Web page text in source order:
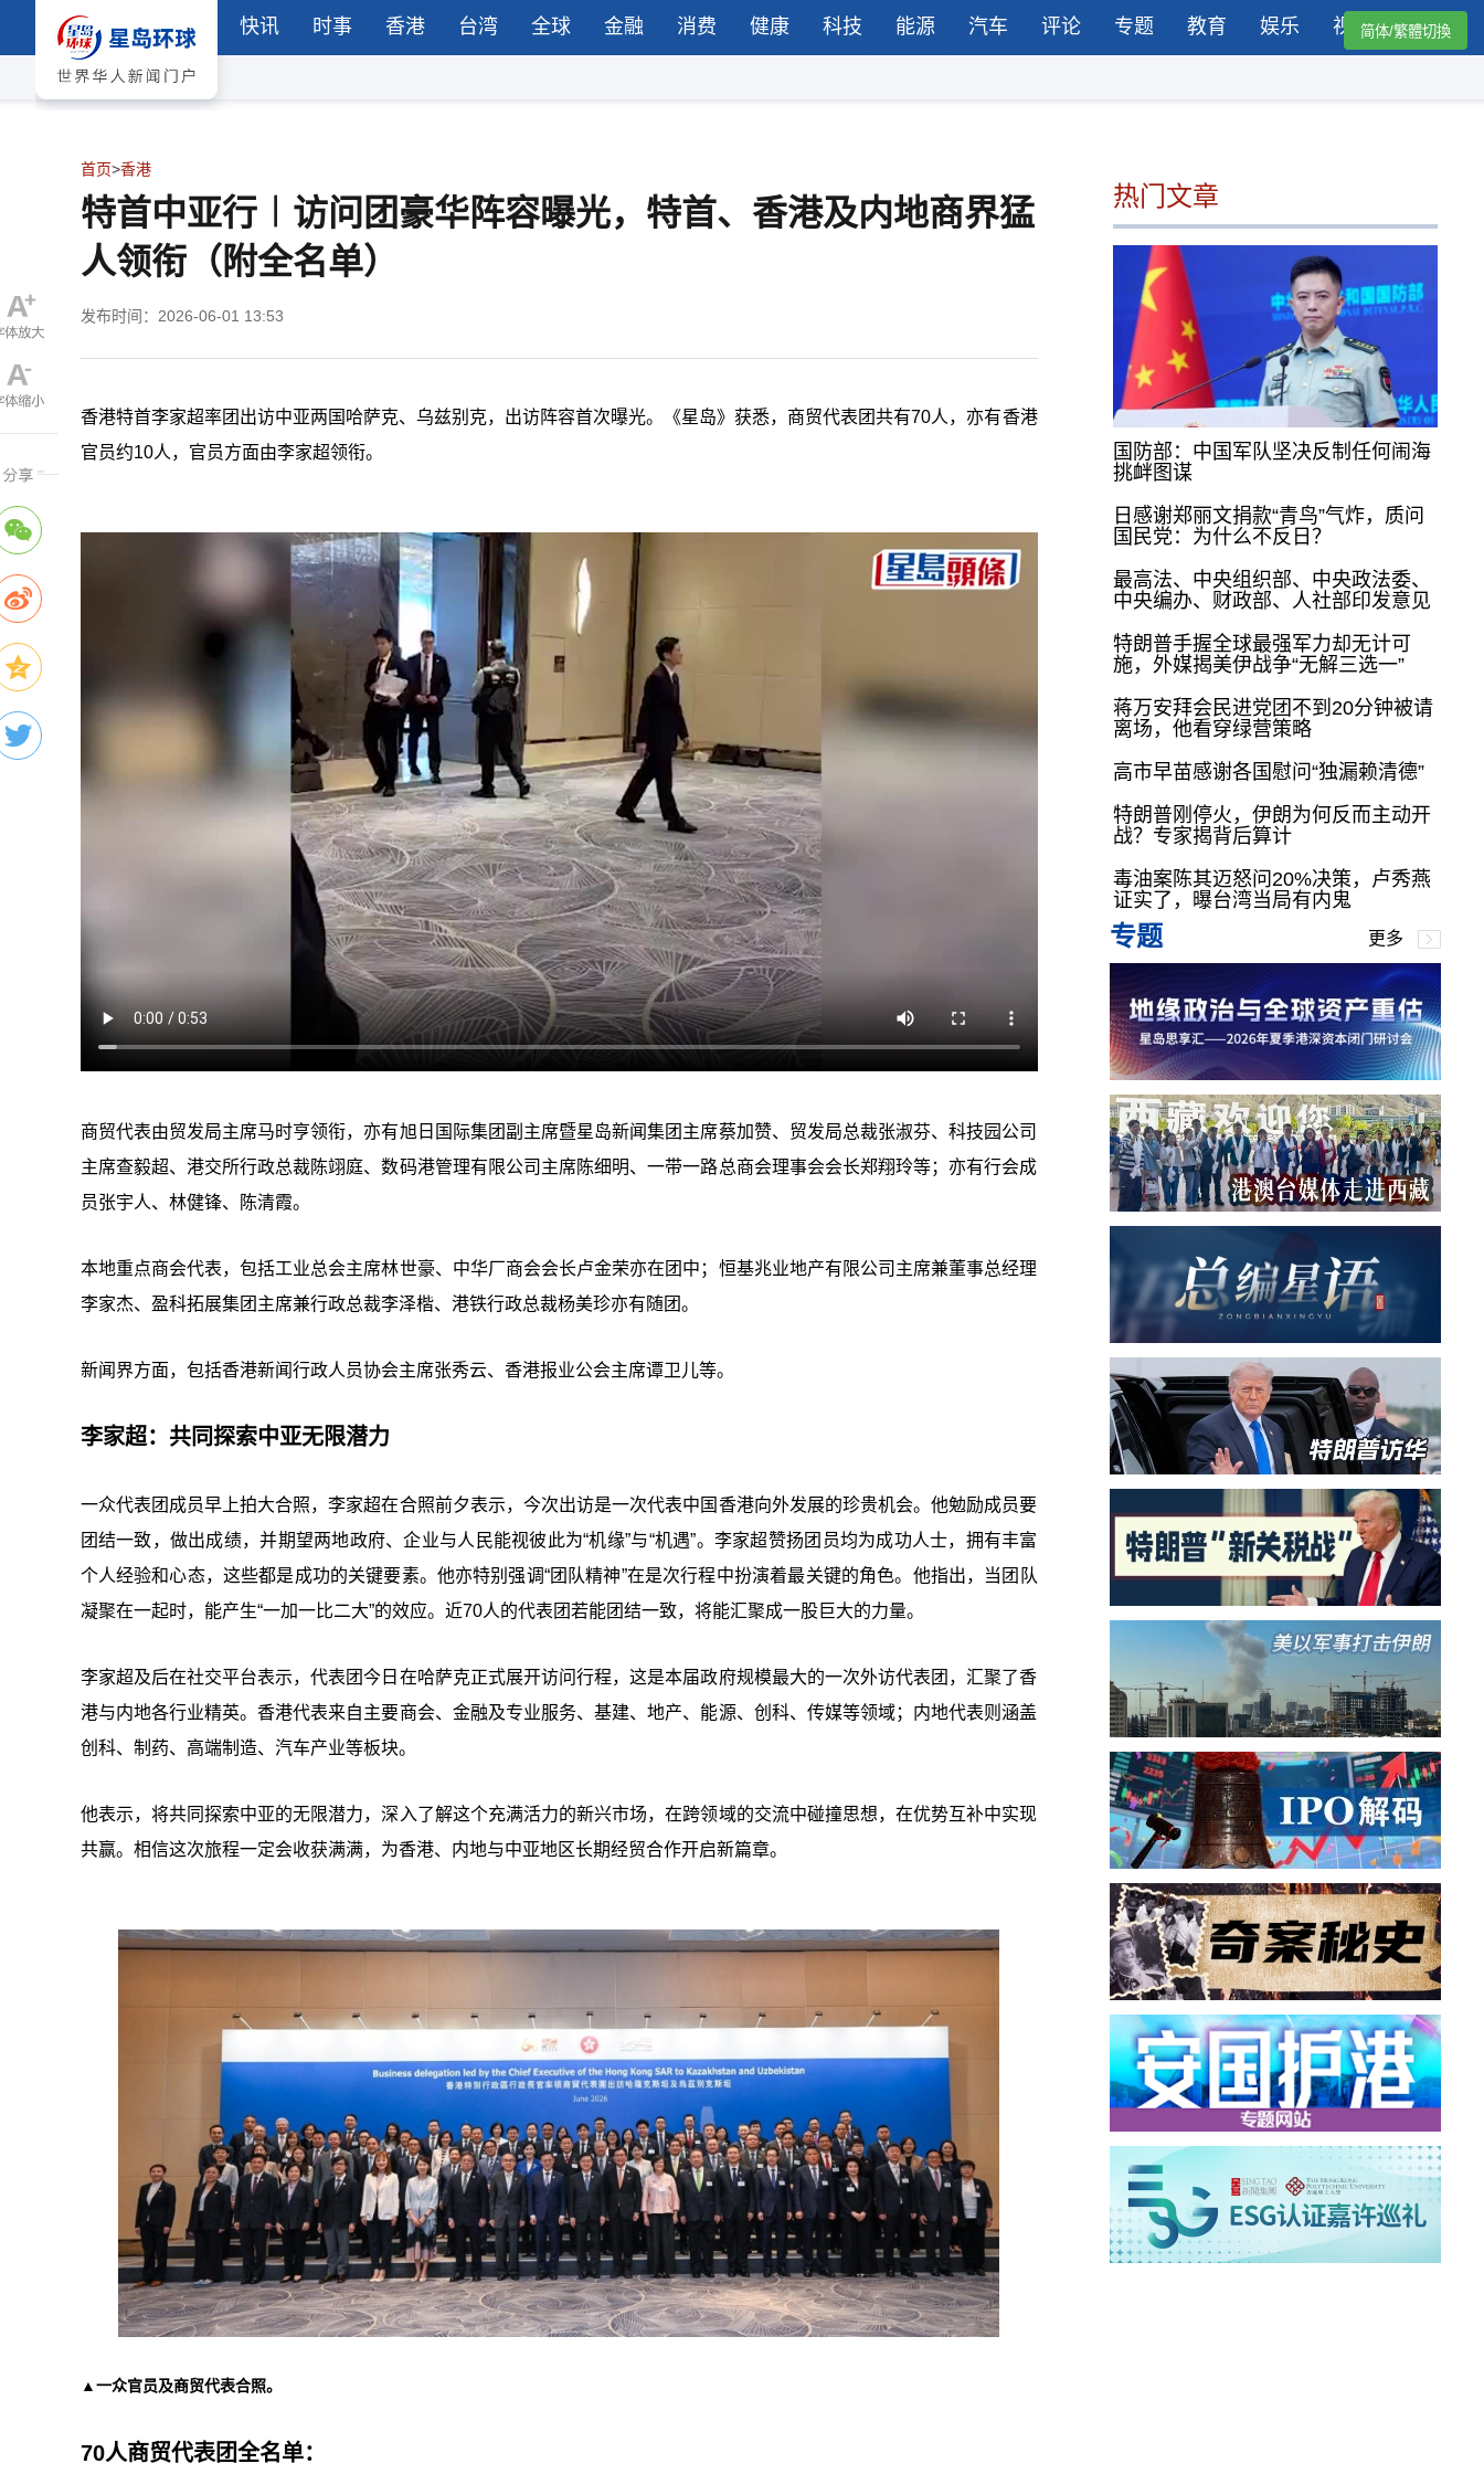
快讯 时事 香港 台湾 全球 金融 消费 健康 科技 能源 汽车 评论 专题 教育 娱乐 视频简体/繁體切換
首页>香港
特首中亚行︱访问团豪华阵容曝光，特首、香港及内地商界猛
人领衔（附全名单）
发布时间：2026-06-01 13:53
香港特首李家超率团出访中亚两国哈萨克、乌兹别克，出访阵容首次曝光。《星岛》获悉，商贸代表团共有70人，亦有香港
官员约10人，官员方面由李家超领衔。
商贸代表由贸发局主席马时亨领衔，亦有旭日国际集团副主席暨星岛新闻集团主席蔡加赞、贸发局总裁张淑芬、科技园公司
主席查毅超、港交所行政总裁陈翊庭、数码港管理有限公司主席陈细明、一带一路总商会理事会会长郑翔玲等；亦有行会成
员张宇人、林健锋、陈清霞。
本地重点商会代表，包括工业总会主席林世豪、中华厂商会会长卢金荣亦在团中；恒基兆业地产有限公司主席兼董事总经理
李家杰、盈科拓展集团主席兼行政总裁李泽楷、港铁行政总裁杨美珍亦有随团。
新闻界方面，包括香港新闻行政人员协会主席张秀云、香港报业公会主席谭卫儿等。
李家超：共同探索中亚无限潜力
一众代表团成员早上拍大合照，李家超在合照前夕表示，今次出访是一次代表中国香港向外发展的珍贵机会。他勉励成员要
团结一致，做出成绩，并期望两地政府、企业与人民能视彼此为“机缘”与“机遇”。李家超赞扬团员均为成功人士，拥有丰富
个人经验和心态，这些都是成功的关键要素。他亦特别强调“团队精神”在是次行程中扮演着最关键的角色。他指出，当团队
凝聚在一起时，能产生“一加一比二大”的效应。近70人的代表团若能团结一致，将能汇聚成一股巨大的力量。
李家超及后在社交平台表示，代表团今日在哈萨克正式展开访问行程，这是本届政府规模最大的一次外访代表团，汇聚了香
港与内地各行业精英。香港代表来自主要商会、金融及专业服务、基建、地产、能源、创科、传媒等领域；内地代表则涵盖
创科、制药、高端制造、汽车产业等板块。
他表示，将共同探索中亚的无限潜力，深入了解这个充满活力的新兴市场，在跨领域的交流中碰撞思想，在优势互补中实现
共赢。相信这次旅程一定会收获满满，为香港、内地与中亚地区长期经贸合作开启新篇章。
▲一众官员及商贸代表合照。
70人商贸代表团全名单：
热门文章
国防部：中国军队坚决反制任何闹海
挑衅图谋
日感谢郑丽文捐款“青鸟”气炸，质问
国民党：为什么不反日？
最高法、中央组织部、中央政法委、
中央编办、财政部、人社部印发意见
特朗普手握全球最强军力却无计可
施，外媒揭美伊战争“无解三选一”
蒋万安拜会民进党团不到20分钟被请
离场，他看穿绿营策略
高市早苗感谢各国慰问“独漏赖清德”
特朗普刚停火，伊朗为何反而主动开
战？专家揭背后算计
毒油案陈其迈怒问20%决策，卢秀燕
证实了，曝台湾当局有内鬼
专题 更多